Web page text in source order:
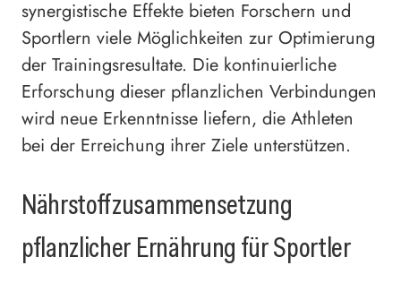
synergistische Effekte bieten Forschern und
Sportlern viele Möglichkeiten zur Optimierung
der Trainingsresultate. Die kontinuierliche
Erforschung dieser pflanzlichen Verbindungen
wird neue Erkenntnisse liefern, die Athleten
bei der Erreichung ihrer Ziele unterstützen.
Nährstoffzusammensetzung
pflanzlicher Ernährung für Sportler